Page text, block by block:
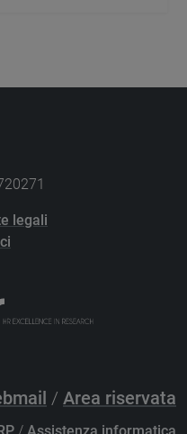
legali
/ Area riservata